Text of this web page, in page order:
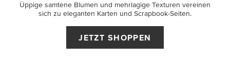
Üppige samtene Blumen und mehrlagige Texturen vereinen
sich zu eleganten Karten und Scrapbook-Seiten.
JETZT SHOPPEN